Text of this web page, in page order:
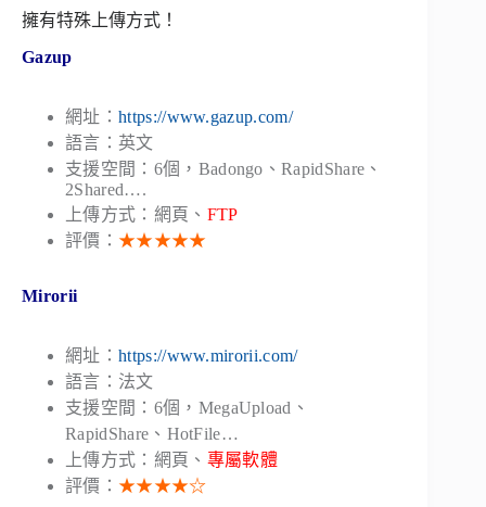
擁有特殊上傳方式！
Gazup
網址： https://www.gazup.com/
語言：英文
支援空間：6個，Badongo、RapidShare、
2Shared….
上傳方式：網頁、 FTP
評價： ★★★★★
Mirorii
網址： https://www.mirorii.com/
語言：法文
支援空間：6個，MegaUpload、
RapidShare、HotFile…
上傳方式：網頁、 專屬軟體
評價： ★★★★☆